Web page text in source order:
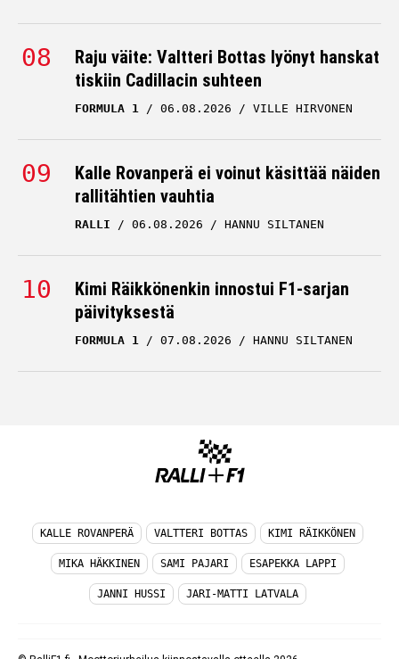
Raju väite: Valtteri Bottas lyönyt hanskat
tiskiin Cadillacin suhteen
FORMULA 1 06.08.2026 VILLE HIRVONEN
Kalle Rovanperä ei voinut käsittää näiden
rallitähtien vauhtia
RALLI 06.08.2026 HANNU SILTANEN
Kimi Räikkönenkin innostui F1-sarjan
päivityksestä
FORMULA 1 07.08.2026 HANNU SILTANEN
KALLE ROVANPERÄ VALTTERI BOTTAS KIMI RÄIKKÖNEN
MIKA HÄKKINEN SAMI PAJARI ESAPEKKA LAPPI
JANNI HUSSI JARI-MATTI LATVALA